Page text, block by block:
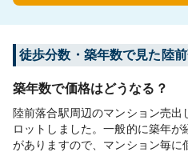
徒歩分数・築年数で見た陸
築年数で価格はどうなる？
陸前落合駅周辺のマンション売
ロットしました。一般的に築年
がありますので、マンション毎